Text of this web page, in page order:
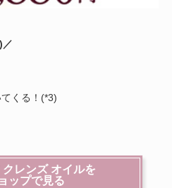
／
くる！(*3)
レンズ オイルを
ップで見る